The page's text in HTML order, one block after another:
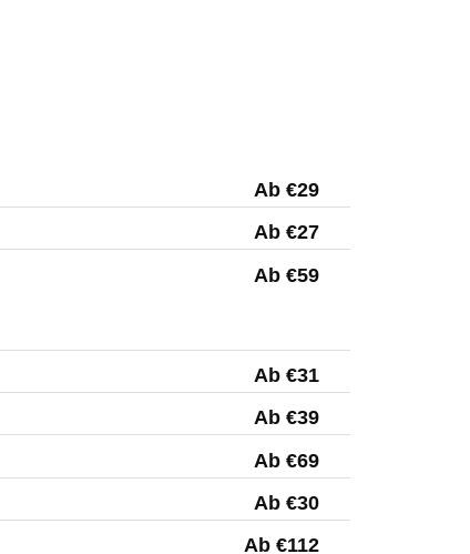
Ab €29
Ab €27
Ab €59
Ab €31
Ab €39
Ab €69
Ab €30
Ab €112